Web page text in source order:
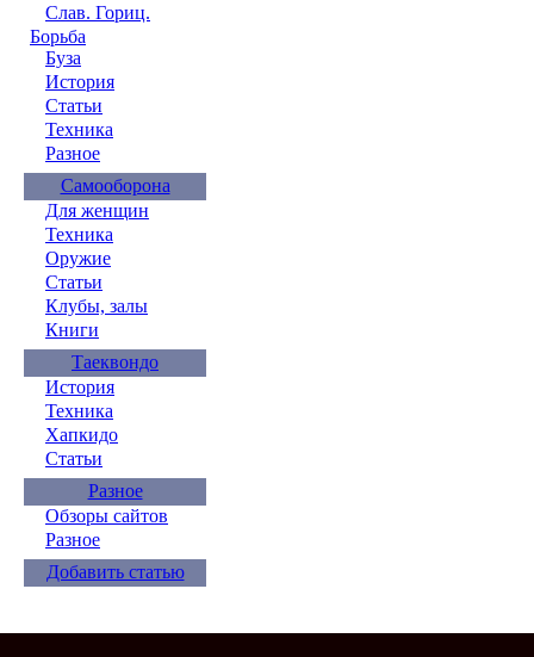
Слав. Гориц.
Борьба
Буза
История
Статьи
Техника
Разное
Самооборона
Для женщин
Техника
Оружие
Статьи
Клубы, залы
Книги
Таеквондо
История
Техника
Хапкидо
Статьи
Разное
Обзоры сайтов
Разное
Добавить статью